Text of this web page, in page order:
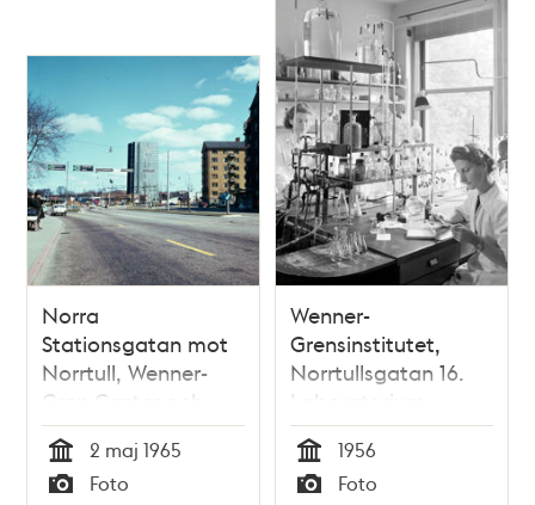
Norra
Stationsgatan mot
Norrtull, Wenner-
Gren Center och
Norrtullsgatan
Tid
2 maj 1965
Foto
Wenner-
Grensinstitutet,
Norrtullsgatan 16.
Laboratorium
Tid
1956
Foto